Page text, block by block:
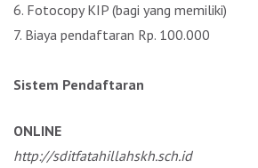
6. Fotocopy KIP (bagi yang memiliki)
7. Biaya pendaftaran Rp. 100.000
Sistem Pendaftaran
ONLINE
http://sditfatahillahskh.sch.id